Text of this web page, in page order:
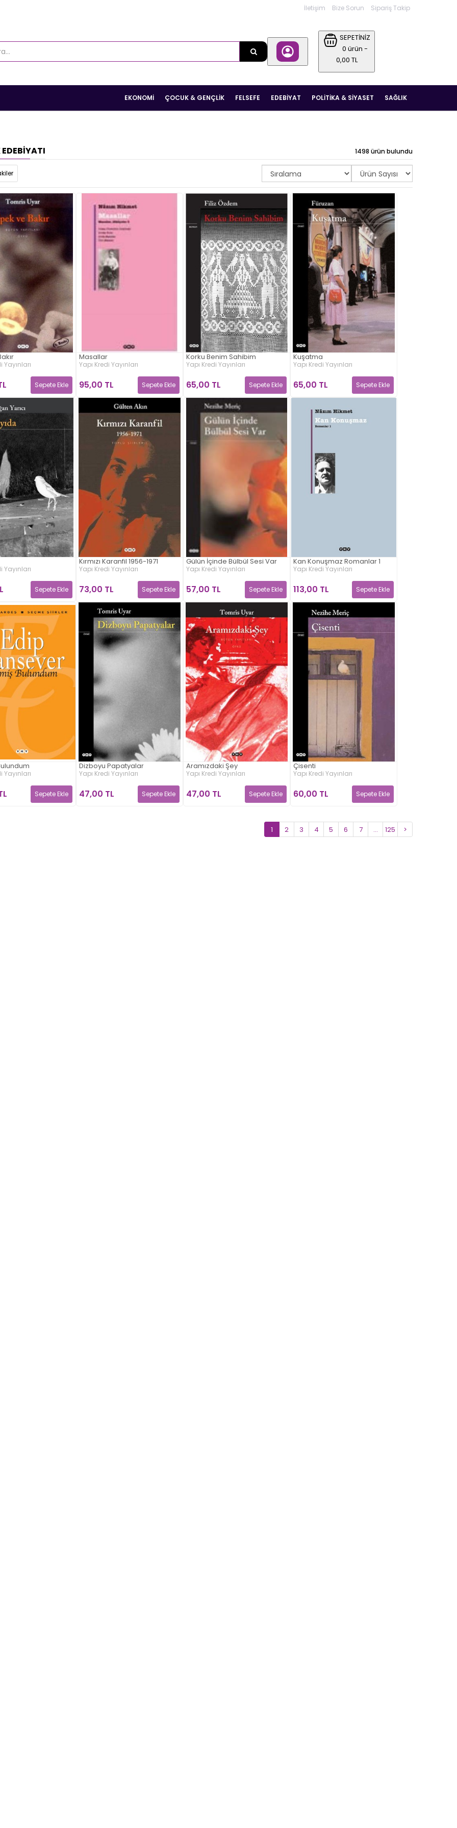
İletişim Bize Sorun Sipariş Takip
SEPETİNİZ
0 ürün -
0,00 TL
SAĞLIK
POLITIKA & SIYASET
EDEBIYAT
FELSEFE
ÇOCUK & GENÇLIK
EKONOMI
1498 ürün bulundu
Yayınları
Sepete Ekle
Masallar
Yapı Kredi Yayınları
95,00 TL Sepete Ekle
Korku Benim Sahibim
Yapı Kredi Yayınları
65,00 TL Sepete Ekle
Kuşatma
Yapı Kredi Yayınları
65,00 TL Sepete Ekle
Yayınları
Sepete Ekle
Kırmızı Karanfil 1956-1971
Yapı Kredi Yayınları
73,00 TL Sepete Ekle
Gülün İçinde Bülbül Sesi Var
Yapı Kredi Yayınları
57,00 TL Sepete Ekle
Kan Konuşmaz Romanlar 1
Yapı Kredi Yayınları
113,00 TL Sepete Ekle
Yayınları
Sepete Ekle
Dizboyu Papatyalar
Yapı Kredi Yayınları
47,00 TL Sepete Ekle
Aramızdaki Şey
Yapı Kredi Yayınları
47,00 TL Sepete Ekle
Çisenti
Yapı Kredi Yayınları
60,00 TL Sepete Ekle
1 2 3 4 5 6 7 ... 125 >